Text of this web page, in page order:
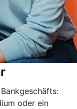
oder ein